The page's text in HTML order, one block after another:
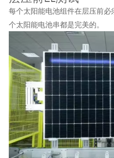
每个太阳能电池组件在层压前
个太阳能电池串都是完美的。